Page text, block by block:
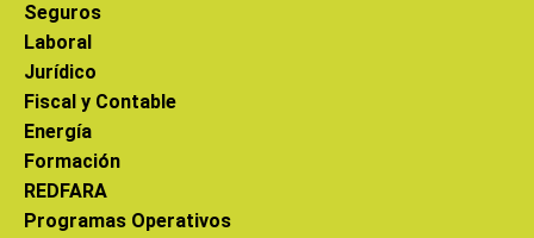
Seguros
Laboral
Jurídico
Fiscal y Contable
Energía
Formación
REDFARA
Programas Operativos